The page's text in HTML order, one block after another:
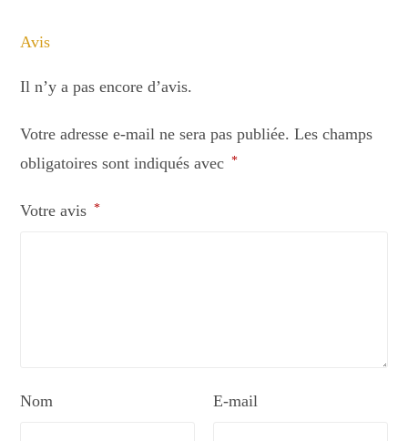
Avis
Il n’y a pas encore d’avis.
Votre adresse e-mail ne sera pas publiée. Les champs
obligatoires sont indiqués avec *
Votre avis *
Nom E-mail